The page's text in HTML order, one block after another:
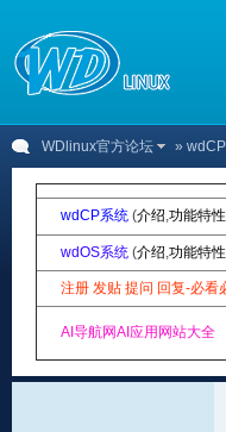
WDlinux官方论坛 »
wdCP系统 (介绍,功能特性
wdOS系统 (介绍,功能特性
注册 发贴 提问 回复-必看
AI导航网AI应用网站大全